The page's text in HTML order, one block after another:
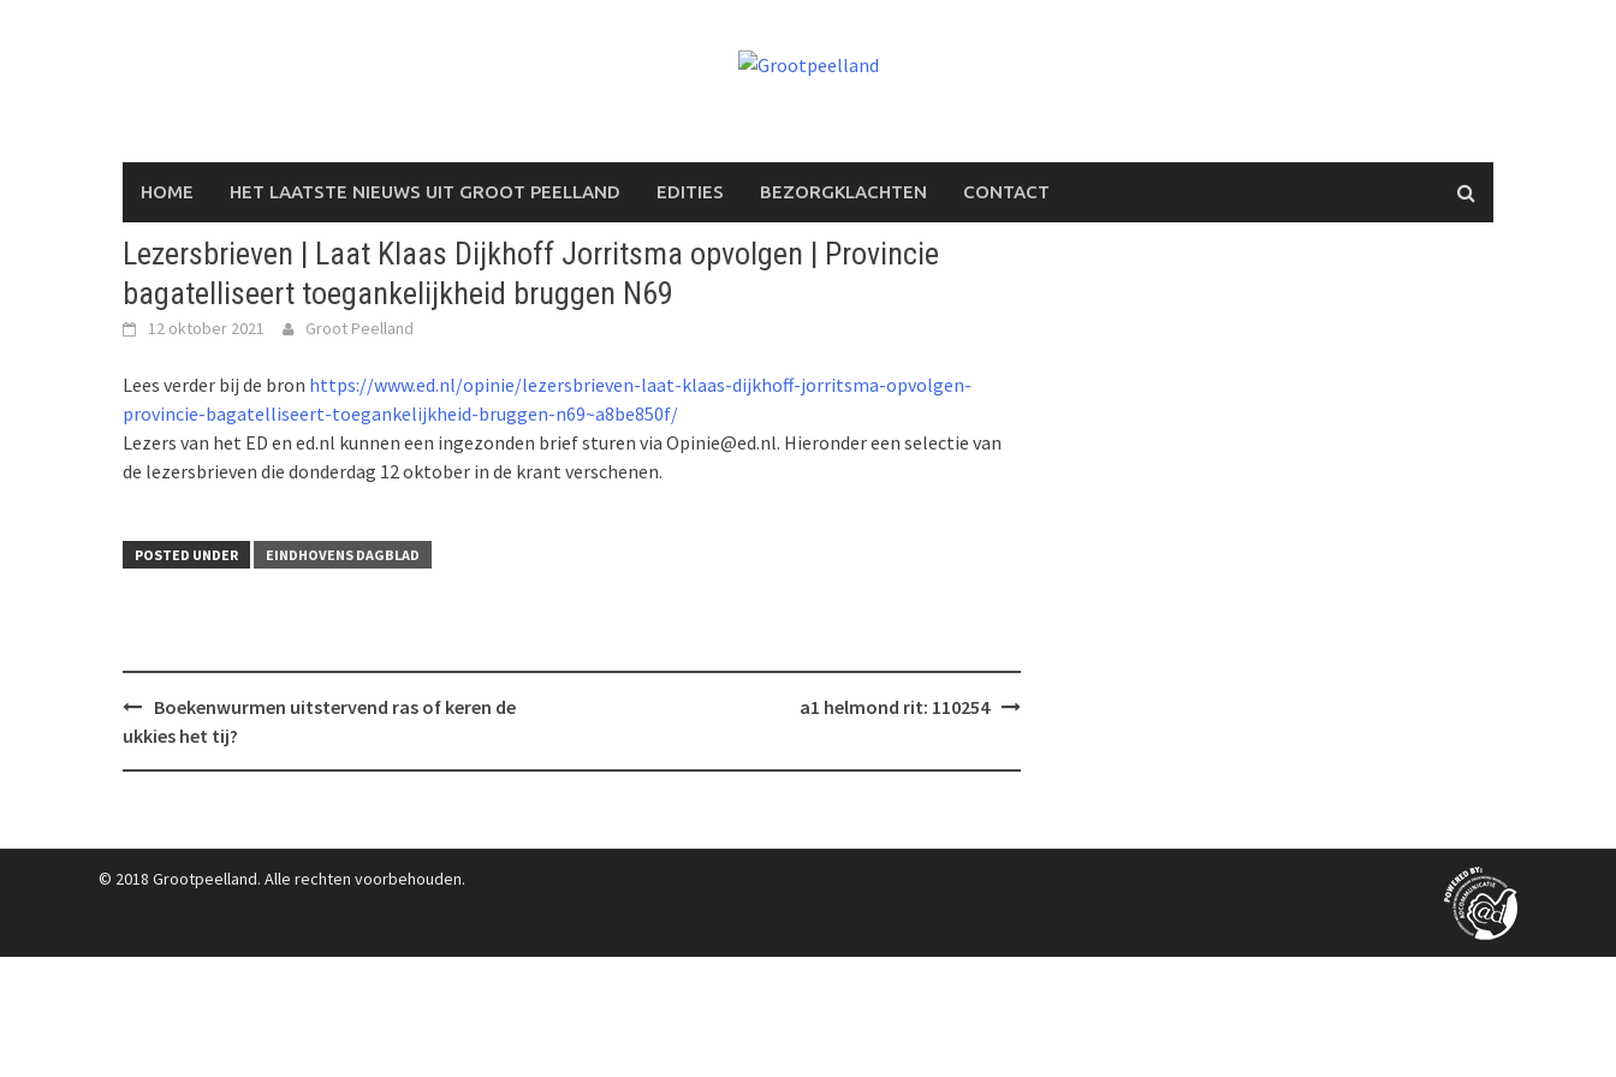
HOME HET LAATSTE NIEUWS UIT GROOT PEELLAND EDITIES BEZORGKLACHTEN CONTACT
Lezersbrieven | Laat Klaas Dijkhoff Jorritsma opvolgen | Provincie
bagatelliseert toegankelijkheid bruggen N69
12 oktober 2021 Groot Peelland
Lees verder bij de bron https://www.ed.nl/opinie/lezersbrieven-laat-klaas-dijkhoff-jorritsma-opvolgen-
provincie-bagatelliseert-toegankelijkheid-bruggen-n69~a8be850f/
Lezers van het ED en ed.nl kunnen een ingezonden brief sturen via Opinie@ed.nl. Hieronder een selectie van
de lezersbrieven die donderdag 12 oktober in de krant verschenen.
POSTED UNDER EINDHOVENS DAGBLAD
Post
navigation
Boekenwurmen uitstervend ras of keren de
ukkies het tij?
a1 helmond rit: 110254
© 2018 Grootpeelland. Alle rechten voorbehouden.